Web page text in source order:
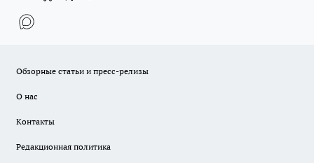
Обзорные статьи и пресс-релизы
О нас
Контакты
Редакционная политика